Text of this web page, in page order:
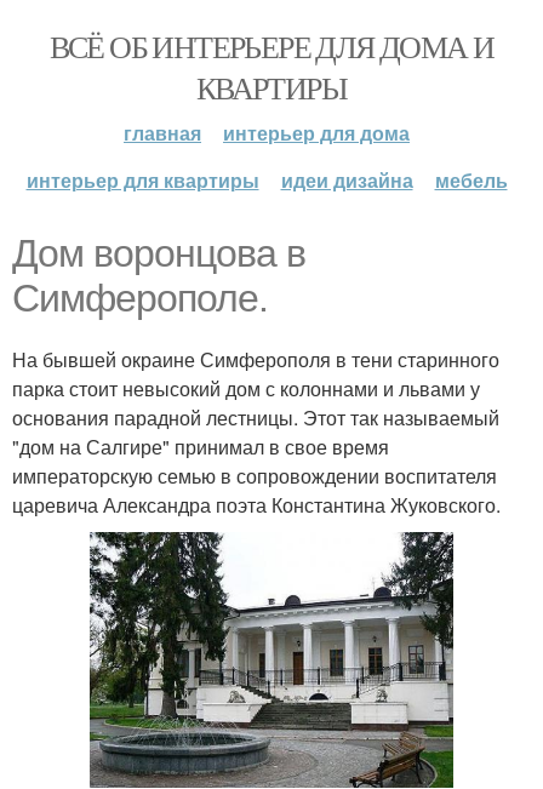
ВСЁ ОБ ИНТЕРЬЕРЕ ДЛЯ ДОМА И
КВАРТИРЫ
главная
интерьер для дома
интерьер для квартиры
идеи дизайна мебель
Дом воронцова в
Симферополе.
На бывшей окраине Симферополя в тени старинного
парка стоит невысокий дом с колоннами и львами у
основания парадной лестницы. Этот так называемый
"дом на Салгире" принимал в свое время
императорскую семью в сопровождении воспитателя
царевича Александра поэта Константина Жуковского.